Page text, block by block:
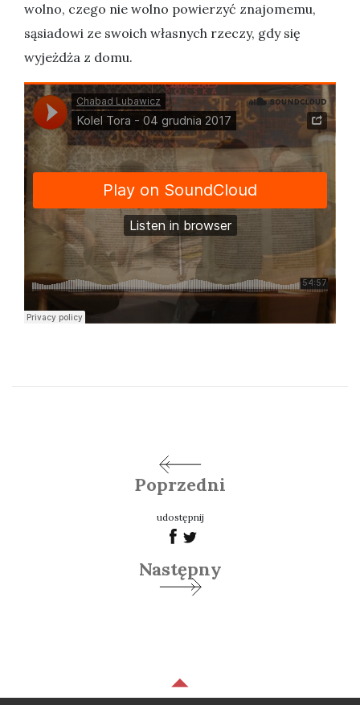
wolno, czego nie wolno powierzyć znajomemu,
sąsiadowi ze swoich własnych rzeczy, gdy się
wyjeżdża z domu.
Poprzedni
udostępnij
Następny